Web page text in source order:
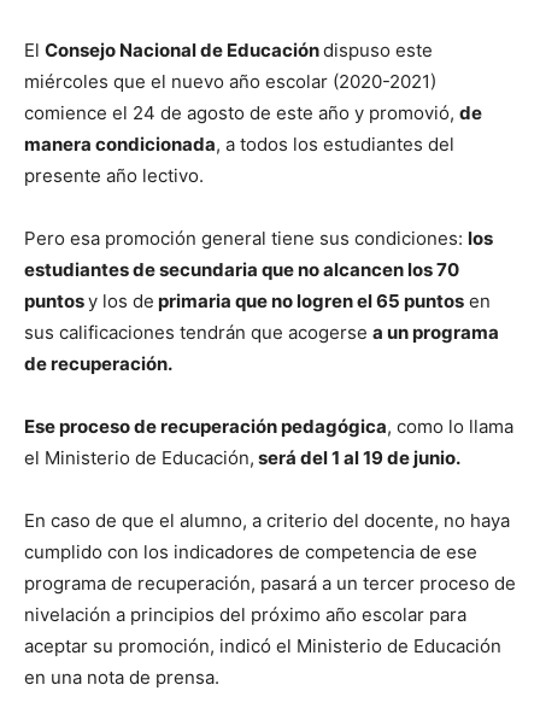
El Consejo Nacional de Educacióndispuso este
miércoles que el nuevo año escolar (2020-2021)
comience el 24 de agosto de este año y promovió, de
manera condicionada, a todos los estudiantes del
presente año lectivo.
Pero esa promoción general tiene sus condiciones: los
estudiantes de secundaria que no alcancen los 70
puntosy los de primaria que no logren el 65 puntos en
sus calificaciones tendrán que acogerse a un programa
de recuperación.
Ese proceso de recuperación pedagógica, como lo llama
el Ministerio de Educación, será del 1 al 19 de junio.
En caso de que el alumno, a criterio del docente, no haya
cumplido con los indicadores de competencia de ese
programa de recuperación, pasará a un tercer proceso de
nivelación a principios del próximo año escolar para
aceptar su promoción, indicó el Ministerio de Educación
en una nota de prensa.